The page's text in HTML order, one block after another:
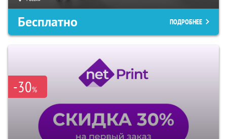
Бесплатно ПОДРОБНЕЕ
-30%